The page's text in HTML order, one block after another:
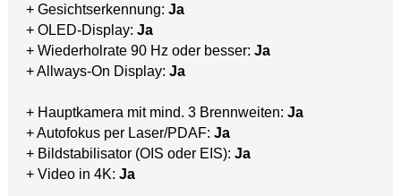
+ Gesichtserkennung: Ja
+ OLED-Display: Ja
+ Wiederholrate 90 Hz oder besser: Ja
+ Allways-On Display: Ja
+ Hauptkamera mit mind. 3 Brennweiten: Ja
+ Autofokus per Laser/PDAF: Ja
+ Bildstabilisator (OIS oder EIS): Ja
+ Video in 4K: Ja